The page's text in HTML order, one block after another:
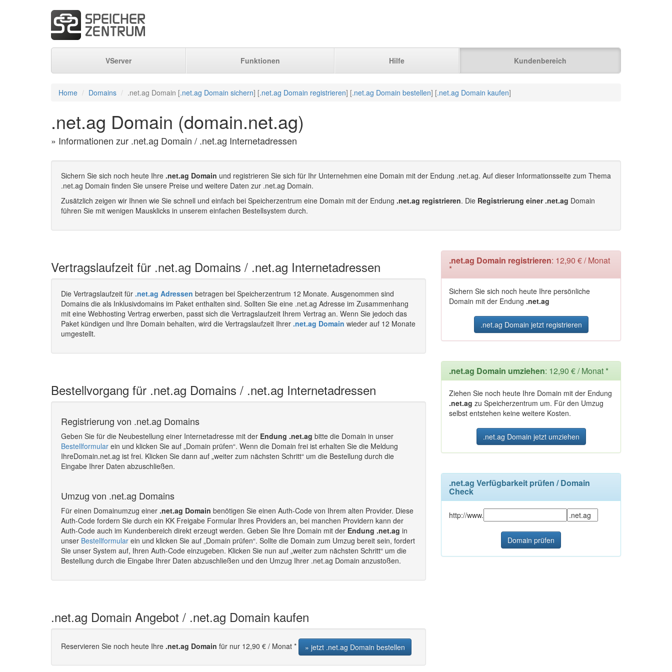
VServer Funktionen Hilfe Kundenbereich
Home Domains .net.ag Domain [.net.ag Domain sichern] [.net.ag Domain registrieren] [.net.ag Domain bestellen] [.net.ag Domain kaufen]
.net.ag Domain (domain.net.ag)
» Informationen zur .net.ag Domain / .net.ag Internetadressen
Sichern Sie sich noch heute Ihre .net.ag Domain und registrieren Sie sich für Ihr Unternehmen eine Domain mit der Endung .net.ag. Auf dieser Informationsseite zum Thema
.net.ag Domain finden Sie unsere Preise und weitere Daten zur .net.ag Domain.
Zusätzlich zeigen wir Ihnen wie Sie schnell und einfach bei Speicherzentrum eine Domain mit der Endung .net.ag registrieren. Die Registrierung einer .net.ag Domain
führen Sie mit wenigen Mausklicks in unserem einfachen Bestellsystem durch.
Vertragslaufzeit für .net.ag Domains / .net.ag Internetadressen
Die Vertragslaufzeit für .net.ag Adressen betragen bei Speicherzentrum 12 Monate. Ausgenommen sind
Domains die als Inklusivdomains im Paket enthalten sind. Sollten Sie eine .net.ag Adresse im Zusammenhang
mit eine Webhosting Vertrag erwerben, passt sich die Vertragslaufzeit Ihrem Vertrag an. Wenn Sie jedoch das
Paket kündigen und Ihre Domain behalten, wird die Vertragslaufzeit Ihrer .net.ag Domain wieder auf 12 Monate
umgestellt.
Bestellvorgang für .net.ag Domains / .net.ag Internetadressen
Registrierung von .net.ag Domains
Geben Sie für die Neubestellung einer Internetadresse mit der Endung .net.ag bitte die Domain in unser
Bestellformular ein und klicken Sie auf „Domain prüfen“. Wenn die Domain frei ist erhalten Sie die Meldung
IhreDomain.net.ag ist frei. Klicken Sie dann auf „weiter zum nächsten Schritt“ um die Bestellung durch die
Eingabe Ihrer Daten abzuschließen.
Umzug von .net.ag Domains
Für einen Domainumzug einer .net.ag Domain benötigen Sie einen Auth-Code von Ihrem alten Provider. Diese
Auth-Code fordern Sie durch ein KK Freigabe Formular Ihres Providers an, bei manchen Providern kann der
Auth-Code auch im Kundenbereich direkt erzeugt werden. Geben Sie Ihre Domain mit der Endung .net.ag in
unser Bestellformular ein und klicken Sie auf „Domain prüfen“. Sollte die Domain zum Umzug bereit sein, fordert
Sie unser System auf, Ihren Auth-Code einzugeben. Klicken Sie nun auf „weiter zum nächsten Schritt“ um die
Bestellung durch die Eingabe Ihrer Daten abzuschließen und den Umzug Ihrer .net.ag Domain anzustoßen.
.net.ag Domain Angebot / .net.ag Domain kaufen
Reservieren Sie noch heute Ihre .net.ag Domain für nur 12,90 € / Monat * » jetzt .net.ag Domain bestellen
.net.ag Domain registrieren: 12,90 € / Monat
*
Sichern Sie sich noch heute Ihre persönliche
Domain mit der Endung .net.ag
.net.ag Domain jetzt registrieren
.net.ag Domain umziehen: 12,90 € / Monat *
Ziehen Sie noch heute Ihre Domain mit der Endung
.net.ag zu Speicherzentrum um. Für den Umzug
selbst entstehen keine weitere Kosten.
.net.ag Domain jetzt umziehen
.net.ag Verfügbarkeit prüfen / Domain
Check
http://www.